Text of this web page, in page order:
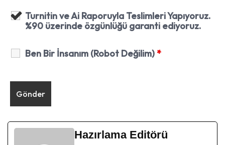
Turnitin ve Ai Raporuyla Teslimleri Yapıyoruz.
%90 üzerinde özgünlüğü garanti ediyoruz.
Ben Bir İnsanım (Robot Değilim)*
Hazırlama Editörü